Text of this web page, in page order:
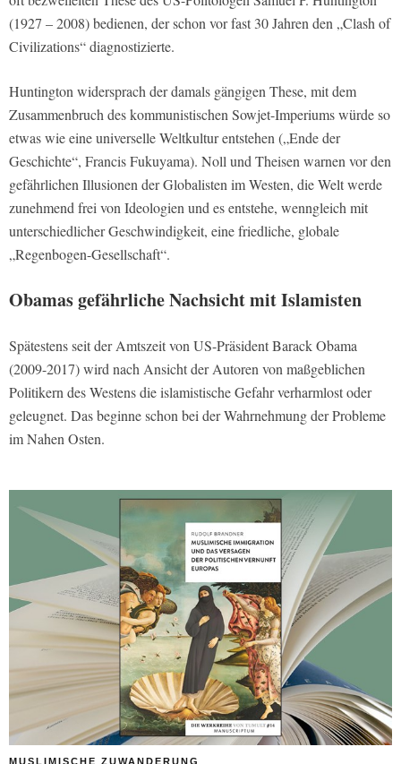
(1927 – 2008) bedienen, der schon vor fast 30 Jahren den „Clash of
Civilizations“ diagnostizierte.
Huntington widersprach der damals gängigen These, mit dem
Zusammenbruch des kommunistischen Sowjet-Imperiums würde so
etwas wie eine universelle Weltkultur entstehen („Ende der
Geschichte“, Francis Fukuyama). Noll und Theisen warnen vor den
gefährlichen Illusionen der Globalisten im Westen, die Welt werde
zunehmend frei von Ideologien und es entstehe, wenngleich mit
unterschiedlicher Geschwindigkeit, eine friedliche, globale
„Regenbogen-Gesellschaft“.
Obamas gefährliche Nachsicht mit Islamisten
Spätestens seit der Amtszeit von US-Präsident Barack Obama
(2009-2017) wird nach Ansicht der Autoren von maßgeblichen
Politikern des Westens die islamistische Gefahr verharmlost oder
geleugnet. Das beginne schon bei der Wahrnehmung der Probleme
im Nahen Osten.
MUSLIMISCHE ZUWANDERUNG